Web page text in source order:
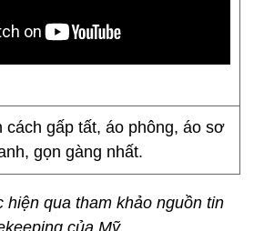
gấp tất, áo phông, áo sơ
gọn gàng nhất.
hiện qua tham khảo nguồn tin
của Mỹ.